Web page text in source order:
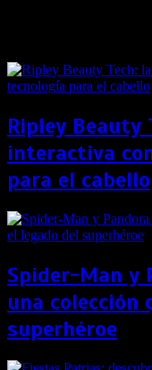
Ripley Beauty
interactiva
para el cabello
Spider-Man y
una colección
superhéroe